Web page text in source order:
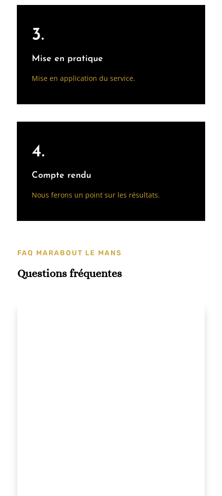
3.
Mise en pratique
Mise en application du service.
4.
Compte rendu
Nous ferons un point sur les résultats.
FAQ MARABOUT LE MANS
Questions fréquentes